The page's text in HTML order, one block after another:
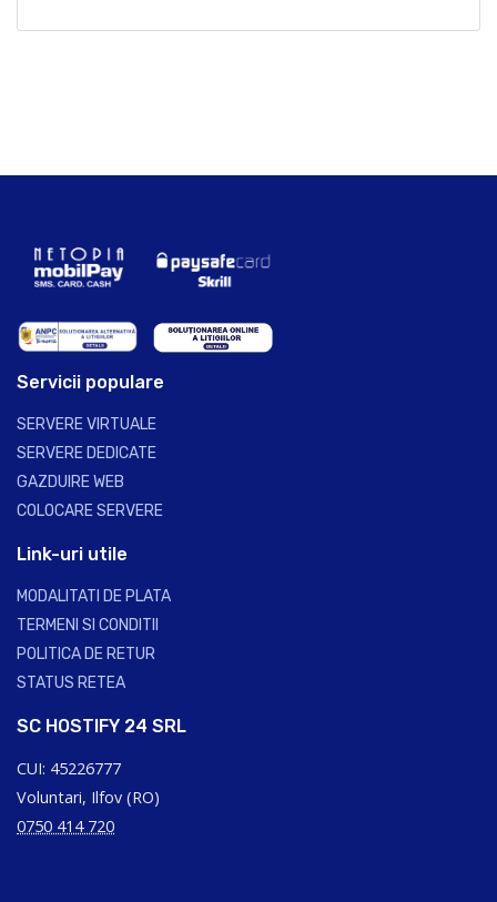
Servicii populare
SERVERE VIRTUALE
SERVERE DEDICATE
GAZDUIRE WEB
COLOCARE SERVERE
Link-uri utile
MODALITATI DE PLATA
TERMENI SI CONDITII
POLITICA DE RETUR
STATUS RETEA
SC HOSTIFY 24 SRL
CUI: 45226777
Voluntari, Ilfov (RO)
0750 414 720